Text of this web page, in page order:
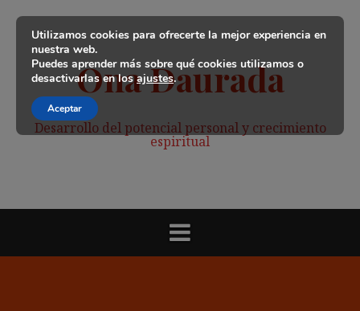
contenido
Ona Daurada
Desarrollo del potencial personal y crecimiento
espiritual
Utilizamos cookies para ofrecerte la mejor experiencia en
nuestra web.
Puedes aprender más sobre qué cookies utilizamos o
desactivarlas en losajustes.
Aceptar